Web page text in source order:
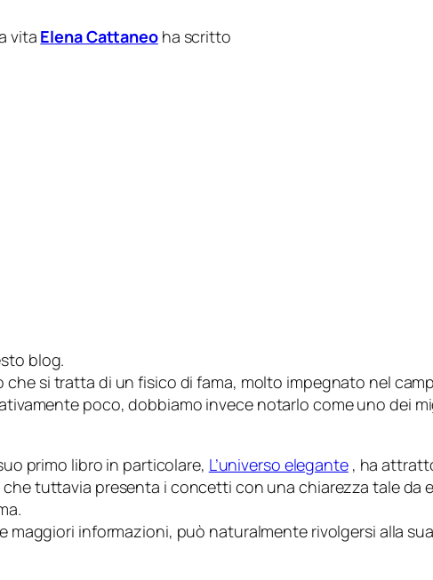
vita Elena Cattaneoha scritto
blog.
si tratta di un fisico di fama, molto impegnato nel
poco, dobbiamo invece notarlo come uno dei
primo libro in particolare, L’universo elegante, ha
tuttavia presenta i concetti con una chiarezza tale da
maggiori informazioni, può naturalmente rivolgersi alla sua